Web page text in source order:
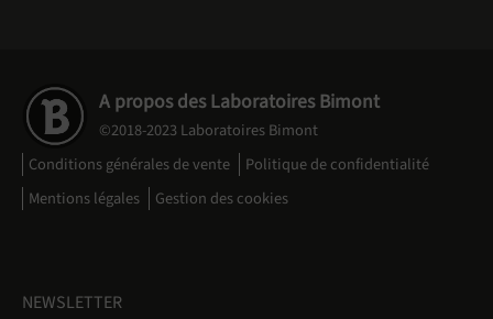
A propos des Laboratoires Bimont
©2018-2023 Laboratoires Bimont
Conditions générales de vente
Politique de confidentialité
Mentions légales
Gestion des cookies
NEWSLETTER